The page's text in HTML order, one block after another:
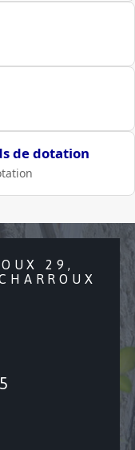
de dotation
29,